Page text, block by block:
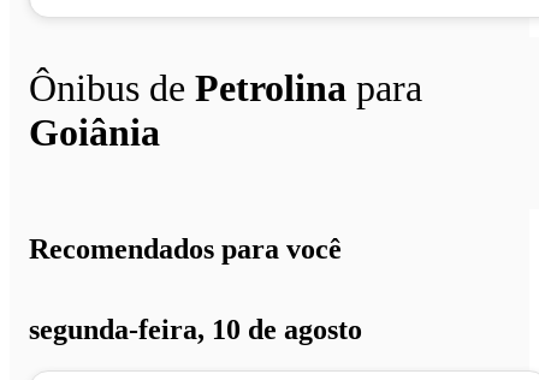
Ônibus de Petrolina para
Goiânia
Recomendados para você
segunda-feira, 10 de agosto